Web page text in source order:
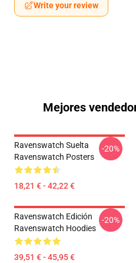
Write your review
Mejores
Ravenswatch Suelta
Ravenswatch Posters
18,21 € - 42,22 €
-20%
Ravenswatch Edición
Ravenswatch Hoodies
39,51 € - 45,95 €
-20%